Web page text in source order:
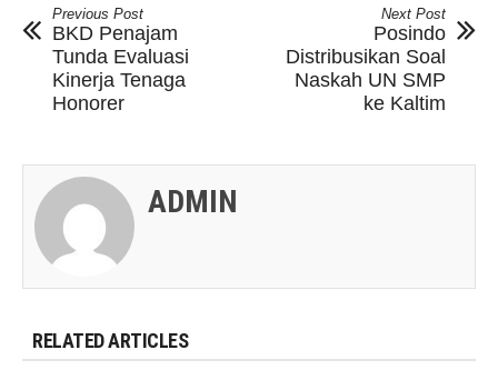
Previous Post
BKD Penajam
Tunda Evaluasi
Kinerja Tenaga
Honorer
Next Post
Posindo
Distribusikan Soal
Naskah UN SMP
ke Kaltim
ADMIN
RELATED ARTICLES